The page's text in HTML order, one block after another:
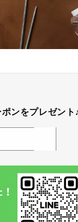
ンをプレゼント